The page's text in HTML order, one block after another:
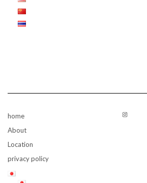
home
About
Location
privacy policy
Instagram